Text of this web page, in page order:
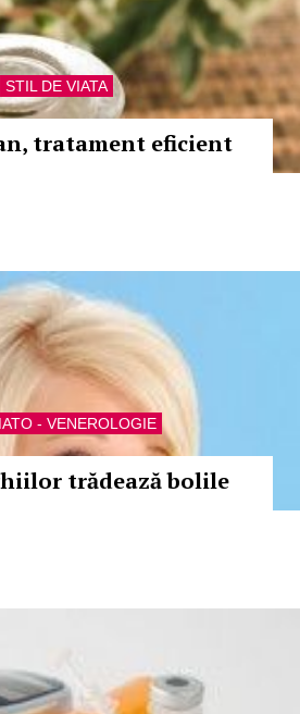
STIL DE VIATA
tratament eficient
- VENEROLOGIE
trădează bolile